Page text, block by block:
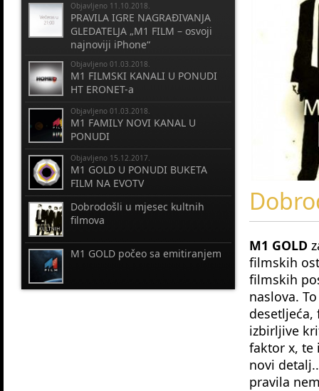
Objavljeno 11.10.2018.
PRAVILA IGRE NAGRAĐIVANJA
GLEDATELJA „M1 FILM – osvoji
najnoviji iPhone“
Objavljeno 01.03.2018.
M1 FILMSKI KANALI U PONUDI
HT ERONET-a
Objavljeno 01.03.2018.
M1 FAMILY NOVI KANAL U
PONUDI
Objavljeno 15.12.2017.
M1 GOLD U PONUDI BUKETA
FILM NA EVOTV
Dobrodošli u mjesec kultnih
filmova
M1 GOLD počeo sa emitiranjem M1 GOLD
filmskih
filmskih
naslova.
izbirljive
faktor x, te
novi
pravila